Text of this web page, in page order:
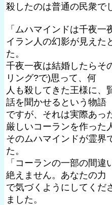
殺したのは普通の民衆で
「ムハマインドは千夜一
イラン人の幻影が見えた
た。
千夜一夜は結婚したらそ
リング?で)思って、何
人も殺してきた王様に、
話を聞かせるという物語
ですが、それは実際あっ
厳しいコーランを作った
そのムハマインドが霊界
た。
「コーランの一部の間
絶えません。あなたの力
で気づくようにしてくだ
ました。